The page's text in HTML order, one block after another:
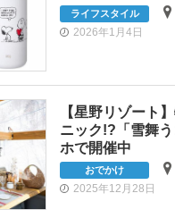
ライフスタイル
2026年1月4日
【星野リゾート
ニック!?「雪舞
ホで開催中
おでかけ
2025年12月28日